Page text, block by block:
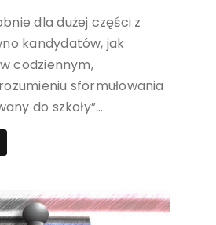
dla dużej części z
kandydatów, jak
codziennym,
sformułowania
do szkoły”…